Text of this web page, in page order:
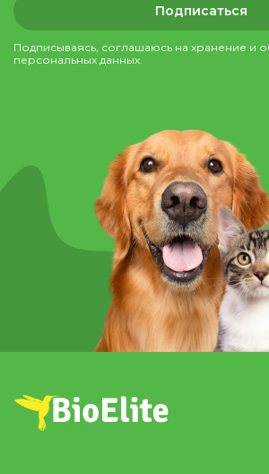
Подписаться
Подписываясь, соглашаюсь на хранение и
персональных данных.